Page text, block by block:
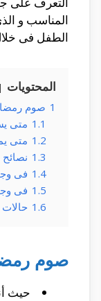
المناسب و
الطفل فى
المحتويات
1 صوم
1.1 متى
1.2 متى
1.3
1.4 فى
1.5 فى
1.6
صوم
حيث